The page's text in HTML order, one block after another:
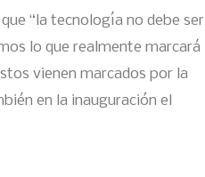
“la tecnología no debe ser
lo que realmente marcará
vienen marcados por la
en la inauguración el